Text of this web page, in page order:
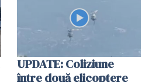
UPDATE: Coliziune
între două elicoptere